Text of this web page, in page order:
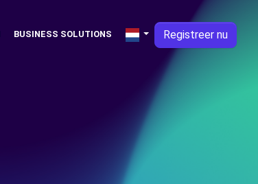
BUSINESS SOLUTIONS Registreer nu